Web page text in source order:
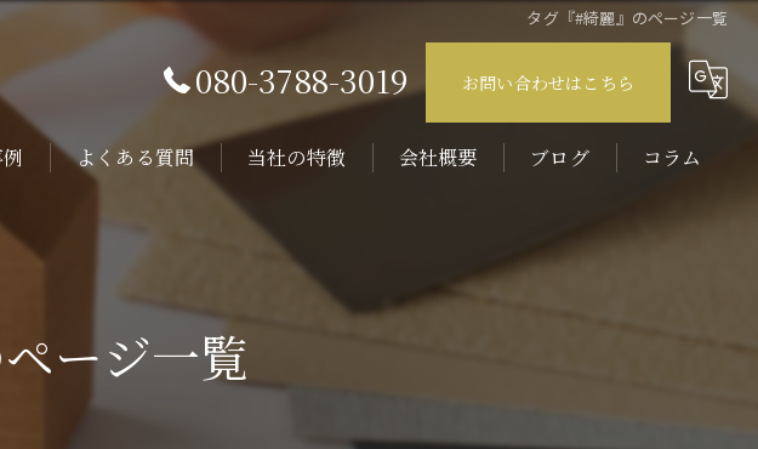
タグ『#綺麗』のページ一覧
080-3788-3019 お問い合わせはこちら
よくある質問 当社の特徴
壁紙
会社概要 ブログ コラム
ージ一覧